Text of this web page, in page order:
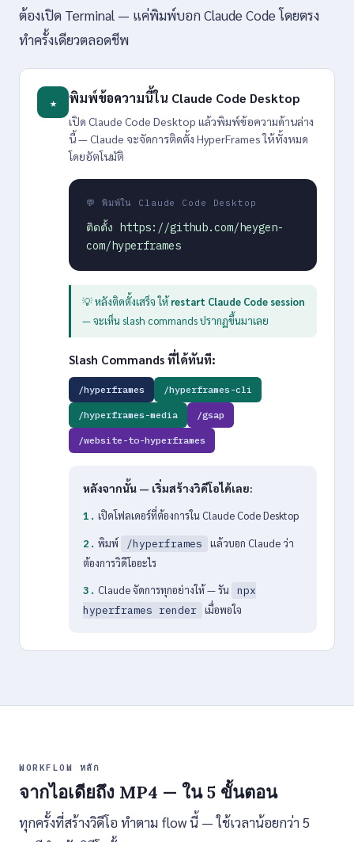
ต้องเปิด Terminal — แค่พิมพ์บอก Claude Code โดยตรง
ทำครั้งเดียวตลอดชีพ
★ พิมพ์ข้อความนี้ใน Claude Code Desktop
เปิด Claude Code Desktop แล้วพิมพ์ข้อความด้านล่าง
นี้ — Claude จะจัดการติดตั้ง HyperFrames ให้ทั้งหมด
โดยอัตโนมัติ
💬 พิมพ์ใน Claude Code Desktop
ติดตั้ง https://github.com/heygen-
com/hyperframes
💡 หลังติดตั้งเสร็จ ให้restart Claude Code session
— จะเห็น slash commands ปรากฏขึ้นมาเลย
Slash Commands ที่ได้ทันที:
/hyperframes /hyperframes-cli
/hyperframes-media /gsap
/website-to-hyperframes
หลังจากนั้น — เริ่มสร้างวิดีโอได้เลย:
1. เปิดโฟลเดอร์ที่ต้องการใน Claude Code Desktop
2. พิมพ์ /hyperframes
แล้วบอก Claude ว่า
ต้องการวิดีโออะไร
3. Claude จัดการทุกอย่างให้ — รัน npx
hyperframes render เมื่อพอใจ
WORKFLOW หลัก
จากไอเดียถึง MP4 — ใน 5 ขั้นตอน
ทุกครั้งที่สร้างวิดีโอ ทำตาม flow นี้ — ใช้เวลาน้อยกว่า 5